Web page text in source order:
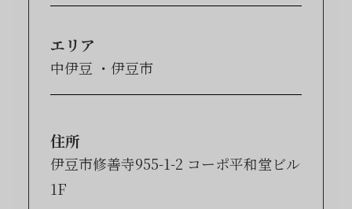
エリア
中伊豆 伊豆市
住所
伊豆市修善寺955-1-2 コーポ平和堂ビル
1F